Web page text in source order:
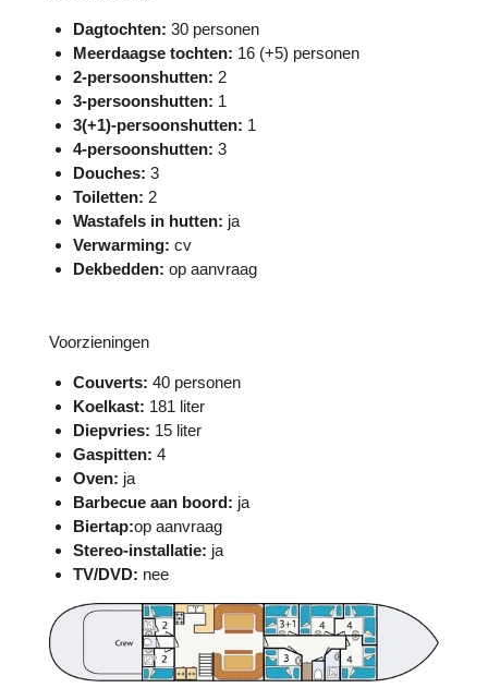
Dagtochten: 30 personen
Meerdaagse tochten: 16 (+5) personen
2-persoonshutten: 2
3-persoonshutten: 1
3(+1)-persoonshutten: 1
4-persoonshutten: 3
Douches: 3
Toiletten: 2
Wastafels in hutten: ja
Verwarming: cv
Dekbedden: op aanvraag
Voorzieningen
Couverts: 40 personen
Koelkast: 181 liter
Diepvries: 15 liter
Gaspitten: 4
Oven: ja
Barbecue aan boord: ja
Biertap:op aanvraag
Stereo-installatie: ja
TV/DVD: nee